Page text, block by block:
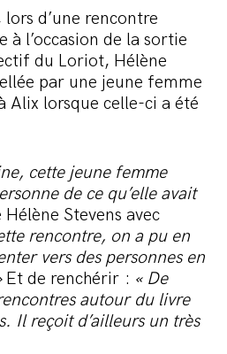
d’une rencontre
à l’occasion de la sortie
du Loriot, Hélène
par une jeune femme
Alix lorsque celle-ci a été
cette jeune femme
de ce qu’elle avait
Stevens avec
rencontre, on a pu en
vers des personnes en
Et de renchérir : « De
autour du livre
Il reçoit d’ailleurs un très